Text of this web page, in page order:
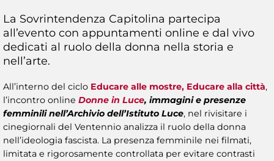
La Sovrintendenza Capitolina partecipa
all’evento con appuntamenti online e dal vivo
dedicati al ruolo della donna nella storia e
nell’arte.
All’interno del ciclo Educare alle mostre, Educare alla città,
l’incontro online Donne in Luce, immagini e presenze
femminili nell’Archivio dell’Istituto Luce, nel rivisitare i
cinegiornali del Ventennio analizza il ruolo della donna
nell’ideologia fascista. La presenza femminile nei filmati,
limitata e rigorosamente controllata per evitare contrasti